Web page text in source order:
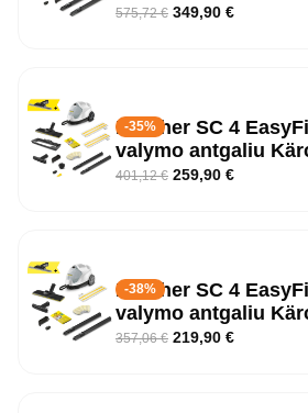
575,72€ 349,90 €
-35%
Kärcher SC 4
valymo antgaliu
401,12€ 259,90 €
-38%
Kärcher SC 4
valymo antgaliu
357,06€ 219,90 €